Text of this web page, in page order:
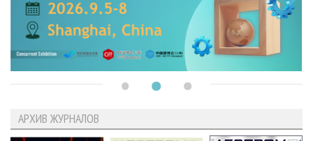
АРХИВ ЖУРНАЛОВ